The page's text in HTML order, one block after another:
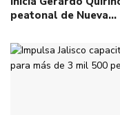
peatonal de Nueva…